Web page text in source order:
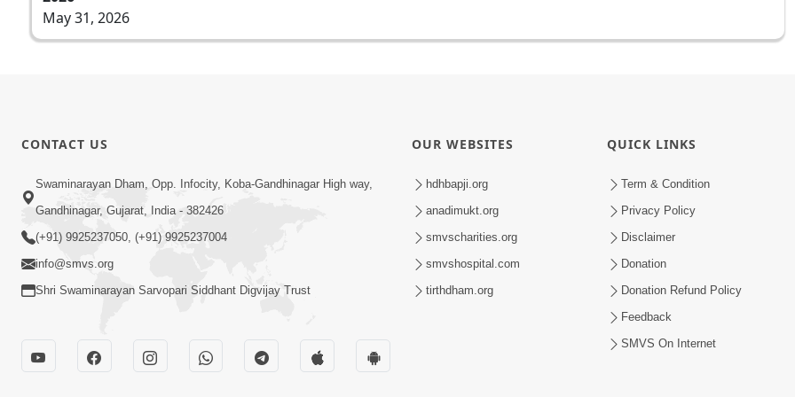
May 31, 2026
CONTACT US
Swaminarayan Dham, Opp. Infocity, Koba-Gandhinagar High way,
Gandhinagar, Gujarat, India - 382426
(+91) 9925237050, (+91) 9925237004
info@smvs.org
Shri Swaminarayan Sarvopari Siddhant Digvijay Trust
OUR WEBSITES
hdhbapji.org
anadimukt.org
smvscharities.org
smvshospital.com
tirthdham.org
QUICK LINKS
Term & Condition
Privacy Policy
Disclaimer
Donation
Donation Refund Policy
Feedback
SMVS On Internet